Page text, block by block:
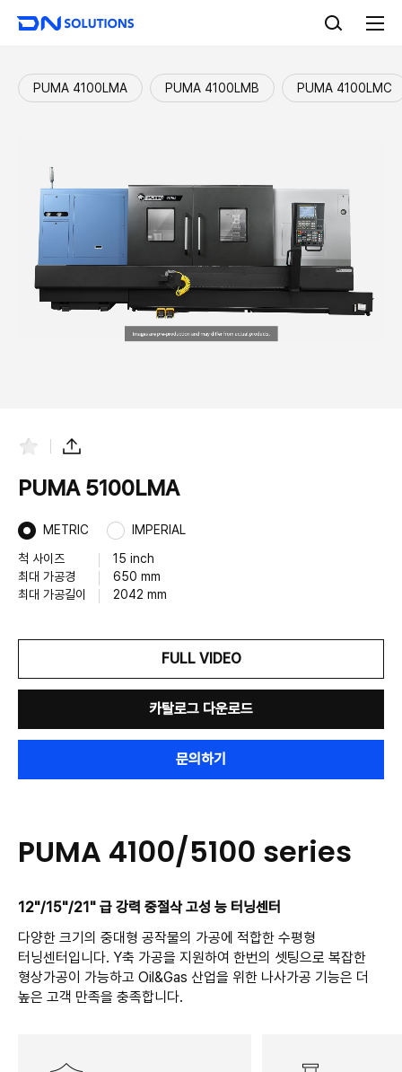
D
N
l
u
전
뉴
PUMA 4100LMA
PUMA 4100LMB PUMA 4100LMC
찾
기
공
하
기
PUMA 5100LMA
METRIC
IMPERIAL
척 사이즈
15 inch
최대 가공경
650 mm
최대 가공길이
2042 mm
FULL VIDEO
카탈로그 다운로드
문의하기
PUMA 4100/5100 series
12"/15"/21" 급 강력 중절삭 고성 능 터닝센터
다양한 크기의 중대형 공작물의 가공에 적합한 수평형
터닝센터입니다. Y축 가공을 지원하여 한번의 셋팅으로 복잡한
형상가공이 가능하고 Oil&Gas 산업을 위한 나사가공 기능은 더
높은 고객 만족을 충족합니다.